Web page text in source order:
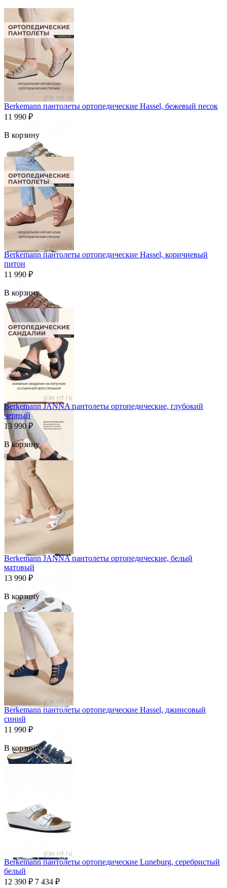
Berkemann пантолеты ортопедические Hassel, бежевый песок
11 990 ₽
В корзину
Berkemann пантолеты ортопедические Hassel, коричневый
питон
11 990 ₽
В корзину
Berkemann JANNA пантолеты ортопедические, глубокий
черный
13 990 ₽
В корзину
Berkemann JANNA пантолеты ортопедические, белый
матовый
13 990 ₽
В корзину
Berkemann пантолеты ортопедические Hassel, джинсовый
синий
11 990 ₽
В корзину
Berkemann пантолеты ортопедические Luneburg, серебристый
белый
12 390 ₽ 7 434 ₽